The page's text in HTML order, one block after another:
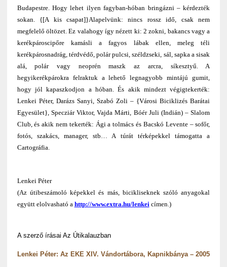
Budapestre. Hogy lehet ilyen fagyban-hóban bringázni – kérdezték
sokan. {[A kis csapat]}Alapelvünk: nincs rossz idő, csak nem
megfelelő öltözet. Ez valahogy így nézett ki: 2 zokni, bakancs vagy a
kerékpároscipőre kamásli a fagyos lábak ellen, meleg téli
kerékpárosnadrág, térdvédő, polár pulcsi, széldzseki, sál, sapka a sisak
alá, polár vagy neoprén maszk az arcra, síkesztyű. A
hegyikerékpárokra felraktuk a lehető legnagyobb mintájú gumit,
hogy jól kapaszkodjon a hóban. És akik mindezt végigtekerték:
Lenkei Péter, Darázs Sanyi, Szabó Zoli – {Városi Biciklizés Barátai
Egyesület}, Specziár Viktor, Vajda Márti, Bóér Juli (Indián) – Slalom
Club, és akik nem tekerték: Ági a tolmács és Bacskó Levente – sofőr,
fotós, szakács, manager, stb… A túrát térképekkel támogatta a
Cartográfia.
Lenkei Péter
(Az útibeszámoló képekkel és más, bicikliseknek szóló anyagokal
együtt elolvasható a http://www.extra.hu/lenkeicímen.)
A szerző írásai Az Útikalauzban
Lenkei Péter: Az EKE XIV. Vándortábora, Kapnikbánya – 2005